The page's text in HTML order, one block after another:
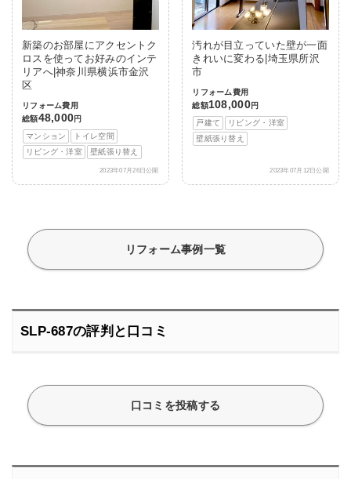
新築のお部屋にアクセントク
ロスを使ってお好みのインテ
リアへ|神奈川県横浜市金沢
区
リフォーム費用
総額48,000円
マンション
トイレ空間
リビング・洋室
壁紙張り替え
2023年07月26日公開
汚れが目立っていた壁が一面
きれいに変わる|埼玉県所沢
市
リフォーム費用
総額108,000円
戸建て
リビング・洋室
壁紙張り替え
2023年07月12日公開
リフォーム事例一覧
SLP-687の評判と口コミ
口コミを投稿する